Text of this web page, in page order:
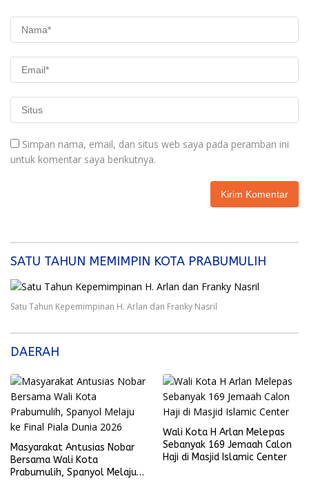
Simpan nama, email, dan situs web saya pada peramban ini
untuk komentar saya berikutnya.
SATU TAHUN MEMIMPIN KOTA PRABUMULIH
Satu Tahun Kepemimpinan H. Arlan dan Franky Nasril
DAERAH
Masyarakat Antusias Nobar
Bersama Wali Kota
Prabumulih, Spanyol Melaju
Wali Kota H Arlan Melepas
Sebanyak 169 Jemaah Calon
Haji di Masjid Islamic Center